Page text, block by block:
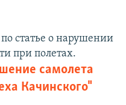
статье о нарушении
при полетах.
самолета
Качинского"